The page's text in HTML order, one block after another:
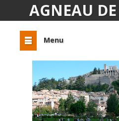
AGNEAU
Menu